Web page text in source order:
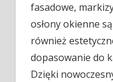
fasadowe,
osłony okienne
również
dopasowanie do
Dzięki